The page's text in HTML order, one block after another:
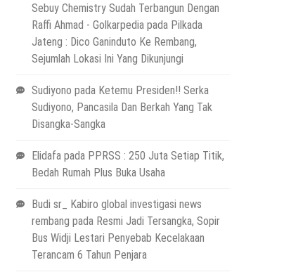
Sebuy Chemistry Sudah Terbangun Dengan
Raffi Ahmad - Golkarpediapada Pilkada
Jateng : Dico Ganinduto Ke Rembang,
Sejumlah Lokasi Ini Yang Dikunjungi
Sudiyono pada Ketemu Presiden!! Serka
Sudiyono, Pancasila Dan Berkah Yang Tak
Disangka-Sangka
Elidafapada PPRSS : 250 Juta Setiap Titik,
Bedah Rumah Plus Buka Usaha
Budi sr_ Kabiro global investigasi news
rembang pada Resmi Jadi Tersangka, Sopir
Bus Widji Lestari Penyebab Kecelakaan
Terancam 6 Tahun Penjara